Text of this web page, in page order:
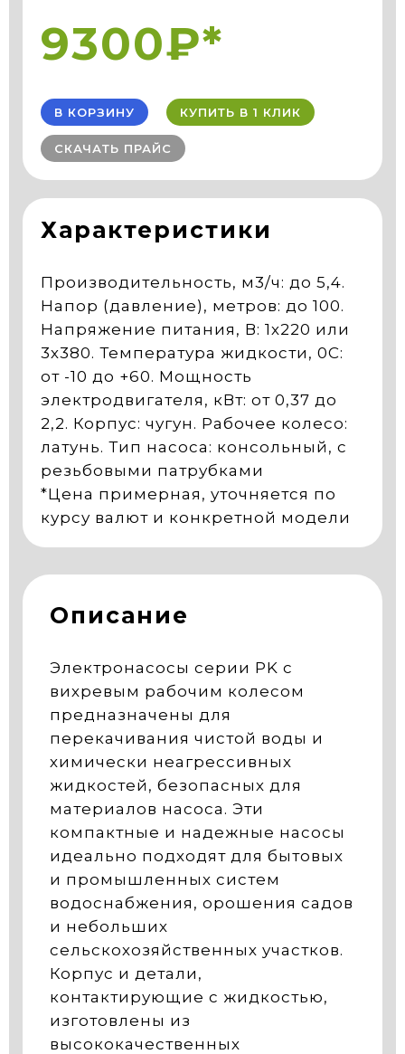
9300₽*
В КОРЗИНУ КУПИТЬ В 1 КЛИК
СКАЧАТЬ ПРАЙС
Характеристики
Производительность, м3/ч: до 5,4.
Напор (давление), метров: до 100.
Напряжение питания, В: 1х220 или
3х380. Температура жидкости, 0С:
от -10 до +60. Мощность
электродвигателя, кВт: от 0,37 до
2,2. Корпус: чугун. Рабочее колесо:
латунь. Тип насоса: консольный, с
резьбовыми патрубками
*Цена примерная, уточняется по
курсу валют и конкретной модели
Описание
Электронасосы серии PK с
вихревым рабочим колесом
предназначены для
перекачивания чистой воды и
химически неагрессивных
жидкостей, безопасных для
материалов насоса. Эти
компактные и надежные насосы
идеально подходят для бытовых
и промышленных систем
водоснабжения, орошения садов
и небольших
сельскохозяйственных участков.
Корпус и детали,
контактирующие с жидкостью,
изготовлены из
высококачественных